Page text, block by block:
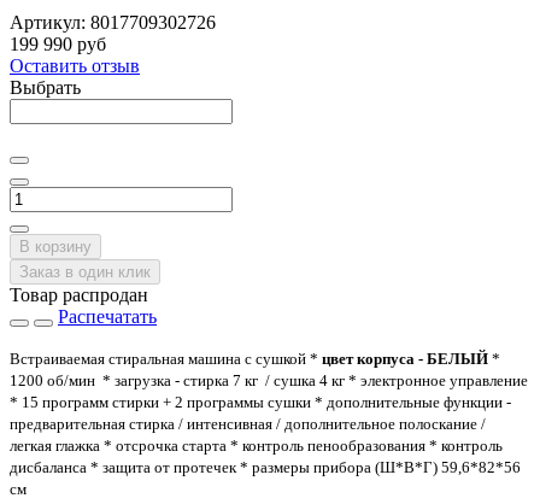
Артикул: 8017709302726
199 990 руб
Оставить отзыв
Выбрать
В корзину
Заказ в один клик
Товар распродан
Распечатать
Встраиваемая стиральная машина с сушкой * цвет корпуса - БЕЛЫЙ *
1200 об/мин * загрузка - стирка 7 кг / сушка 4 кг * электронное управление
* 15 программ стирки + 2 программы сушки * дополнительные функции -
предварительная стирка / интенсивная / дополнительное полоскание /
легкая глажка * отсрочка старта * контроль пенообразования * контроль
дисбаланса * защита от протечек * размеры прибора (Ш*В*Г) 59,6*82*56
см